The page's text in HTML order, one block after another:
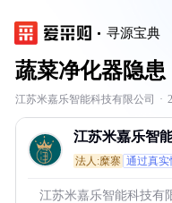
寻源宝典
蔬菜净化器隐患
江苏米嘉乐智能科技有限公司 ·
江苏米嘉乐智
法人:糜寨 通过真实
江苏米嘉乐智能科技有